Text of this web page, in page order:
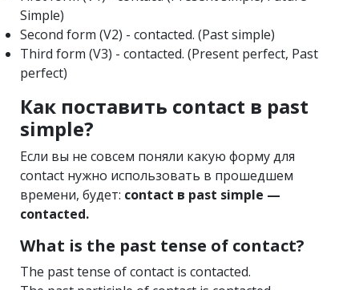
Simple)
Second form (V2) - contacted. (Past simple)
Third form (V3) - contacted. (Present perfect, Past
perfect)
Как поставить contact в past
simple?
Если вы не совсем поняли какую форму для
contact нужно использовать в прошедшем
времени, будет: contact в past simple —
contacted.
What is the past tense of contact?
The past tense of contact is contacted.